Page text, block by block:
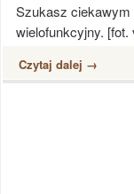
Szukasz ciekawym
wielofunkcyjny.
Czytaj dalej →